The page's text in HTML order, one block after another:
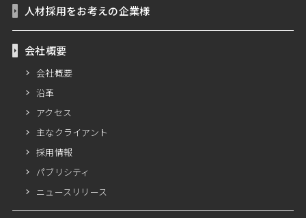
人材採用をお考えの企業様
会社概要
会社概要
沿革
アクセス
主なクライアント
採用情報
パブリシティ
ニュースリリース